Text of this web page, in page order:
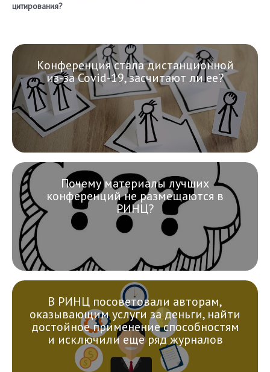
цитирования?
Конференция стала дистанционной
из-за Covid-19, засчитают ли ее?
Почему материалы лучших
конференций не размещаются в
РИНЦ?
В РИНЦ посоветовали авторам,
оказывающим услуги за деньги, найти
достойное применение способностям
и исключили еще ряд журналов